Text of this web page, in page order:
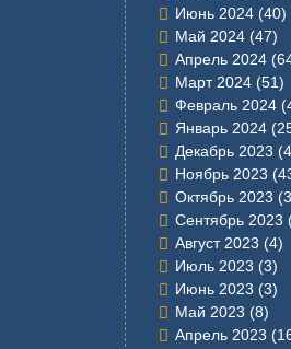
Июнь 2024 (40)
Май 2024 (47)
Апрель 2024
Март 2024 (51)
Февраль 2024
Январь 2024
Декабрь 2023
Ноябрь 2023
Октябрь 2023
Сентябрь 2023
Август 2023 (4)
Июль 2023 (3)
Июнь 2023 (3)
Май 2023 (8)
Апрель 2023